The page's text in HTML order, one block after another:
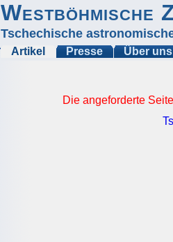
Westböhmische
Tschechische
Artikel Presse Über uns
Die angeforderte